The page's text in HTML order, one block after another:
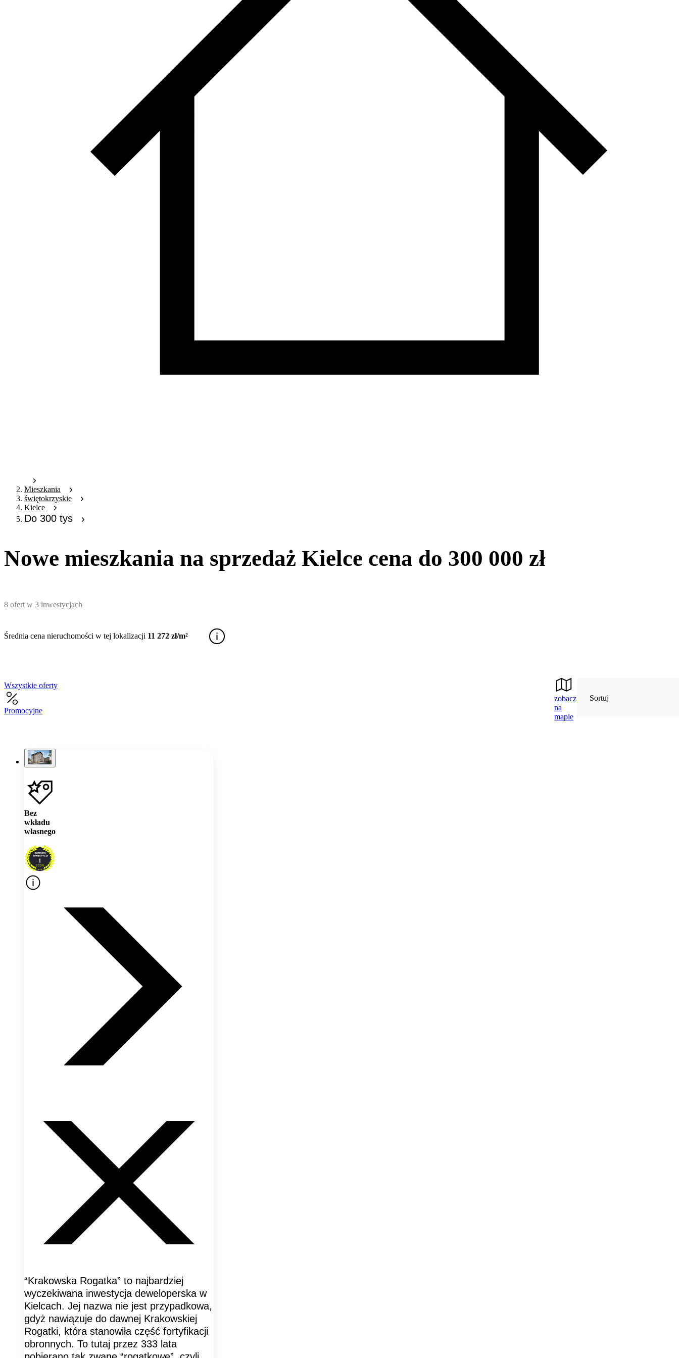
Mieszkania
świętokrzyskie
Kielce
Do 300 tys
Nowe mieszkania na sprzedaż Kielce cena do 300 000 zł
8 ofert w 3 inwestycjach
Średnia cena nieruchomości w tej lokalizacji 11 272 zł/m²
Wszystkie oferty
Promocyjne
zobacz
na
mapie
Sortuj
Bez
wkładu
własnego
“Krakowska Rogatka” to najbardziej
wyczekiwana inwestycja deweloperska w
Kielcach. Jej nazwa nie jest przypadkowa,
gdyż nawiązuje do dawnej Krakowskiej
Rogatki, która stanowiła część fortyfikacji
obronnych. To tutaj przez 333 lata